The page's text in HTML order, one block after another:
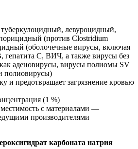
левуроцидный,
(против Clostridium
(оболочечные вирусы, включая
гепатита C, ВИЧ, а также вирусы без
аденовирусы, вирусы полиомы SV
полиовирусы)
и предотвращает загрязнение кровью
(1 %)
с материалами —
производителями
карбоната натрия